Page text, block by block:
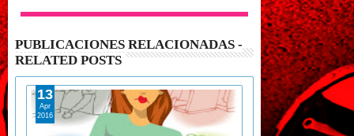
PUBLICACIONES RELACIONADAS -
RELATED POSTS
13
Apr
2016
20
Jun
2015